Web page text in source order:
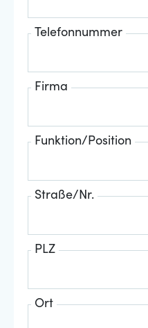
Telefonnummer
Firma
Funktion/Position
Straße/Nr.
PLZ
Ort